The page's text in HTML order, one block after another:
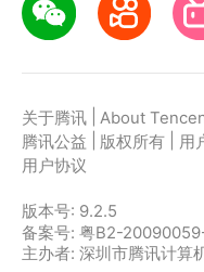
关于腾讯 About
腾讯公益
版权所有 用
用户协议
版本号: 9.2.5
备案号: 粤B2-
主办者: 深圳市腾讯计算